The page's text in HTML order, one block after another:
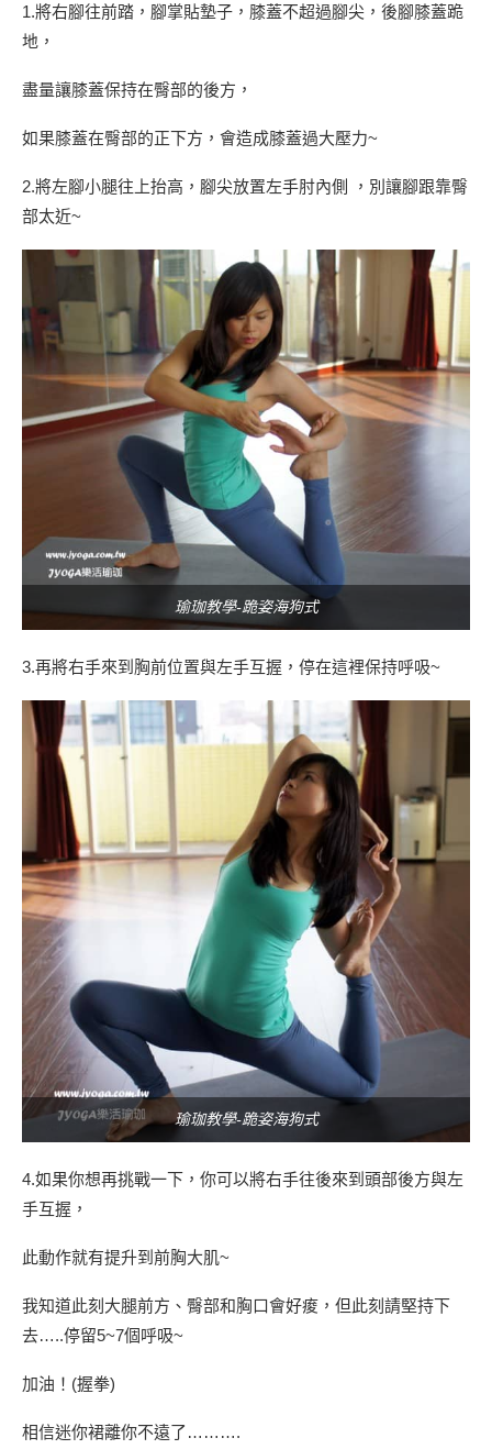
1.將右腳往前踏，腳掌貼墊子，膝蓋不超過腳尖，後腳膝蓋跪
地，
盡量讓膝蓋保持在臀部的後方，
如果膝蓋在臀部的正下方，會造成膝蓋過大壓力~
2.將左腳小腿往上抬高，腳尖放置左手肘內側 ，別讓腳跟靠臀
部太近~
瑜珈教學-跪姿海狗式
3.再將右手來到胸前位置與左手互握，停在這裡保持呼吸~
瑜珈教學-跪姿海狗式
4.如果你想再挑戰一下，你可以將右手往後來到頭部後方與左
手互握，
此動作就有提升到前胸大肌~
我知道此刻大腿前方、臀部和胸口會好痠，但此刻請堅持下
去…..停留5~7個呼吸~
加油！(握拳)
相信迷你裙離你不遠了……….